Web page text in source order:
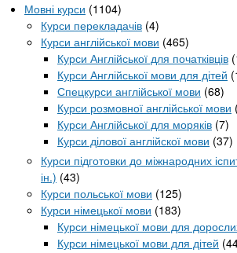
Мовні курси (1104)
Курси перекладачів (4)
Курси англійської мови (465)
Курси Англійської для початківців
Курси Англійської мови для дітей
Спецкурси англійської мови (68)
Курси розмовної англійської мови
Курси Англійської для моряків (7)
Курси ділової англійскої мови (37)
Курси підготовки до міжнародних
ін.) (43)
Курси польської мови (125)
Курси німецької мови (183)
Курси німецької мови для
Курси німецької мови для дітей